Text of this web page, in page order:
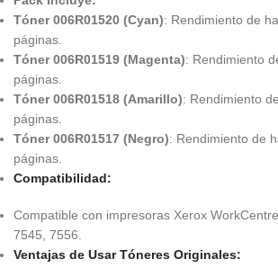
Tóner 006R01520 (Cyan): Rendimiento de
páginas.
Tóner 006R01519 (Magenta): Rendimiento
páginas.
Tóner 006R01518 (Amarillo): Rendimiento
páginas.
Tóner 006R01517 (Negro): Rendimiento de
páginas.
Compatibilidad:
Compatible con impresoras Xerox
7545, 7556.
Ventajas de Usar Tóneres Originales: